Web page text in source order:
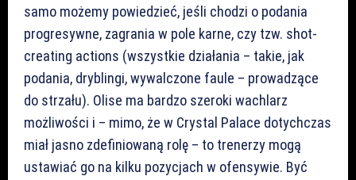
samo możemy powiedzieć, jeśli chodzi o podania
progresywne, zagrania w pole karne, czy tzw. shot-
creating actions (wszystkie działania – takie, jak
podania, dryblingi, wywalczone faule – prowadzące
do strzału). Olise ma bardzo szeroki wachlarz
możliwości i – mimo, że w Crystal Palace dotychczas
miał jasno zdefiniowaną rolę – to trenerzy mogą
ustawiać go na kilku pozycjach w ofensywie. Być